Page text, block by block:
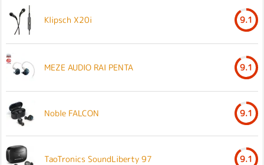
Klipsch X20i 9.1
MEZE AUDIO RAI PENTA 9.1
Noble FALCON 9.1
TaoTronics SoundLiberty 97 9.1